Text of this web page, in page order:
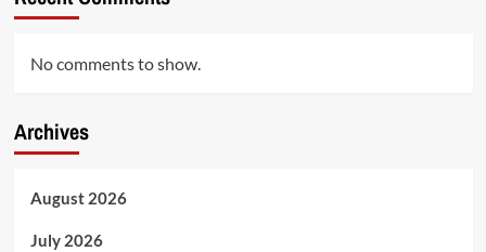
No comments to show.
Archives
August 2026
July 2026